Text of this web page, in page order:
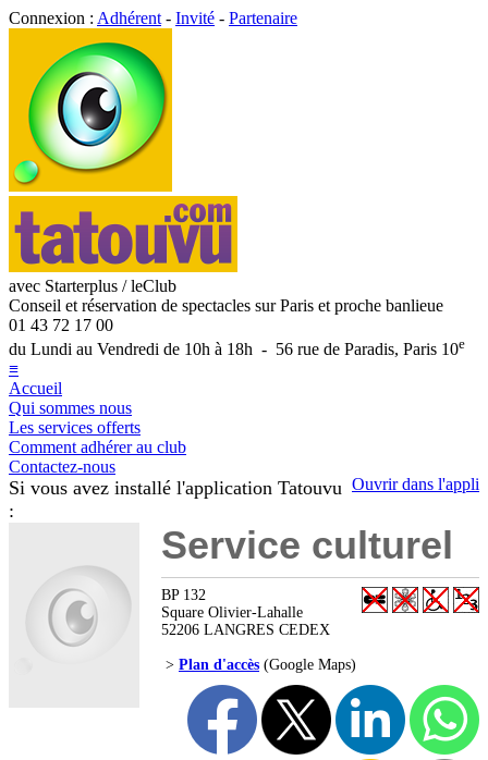
Connexion : Adhérent - Invité - Partenaire
avec Starterplus / leClub
Conseil et réservation de spectacles sur Paris et proche banlieue
01 43 72 17 00
du Lundi au Vendredi de 10h à 18h - 56 rue de Paradis, Paris 10e
≡
Accueil
Qui sommes nous
Les services offerts
Comment adhérer au club
Contactez-nous
Ouvrir dans l'appli
Si vous avez installé l'application Tatouvu
:
Service culturel
BP 132
Square Olivier-Lahalle
52206 LANGRES CEDEX
> Plan d'accès (Google Maps)